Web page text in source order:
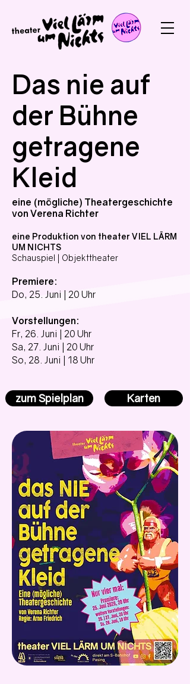
Das nie auf
der Bühne
getragene
Kleid
eine (mögliche) Theatergeschichte
von Verena Richter
eine Produktion von theater VIEL LÄRM
UM NICHTS
Schauspiel | Objekttheater
Premiere:
Do, 25. Juni | 20 Uhr
Vorstellungen:
Fr, 26. Juni | 20 Uhr
Sa, 27. Juni | 20 Uhr
So, 28. Juni | 18 Uhr
zum Spielplan Karten